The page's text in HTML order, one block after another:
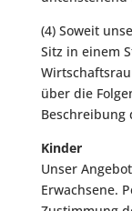
(4) Soweit
Sitz in einem
über die
Beschreibung
Kinder
Unser
Erwachsene.